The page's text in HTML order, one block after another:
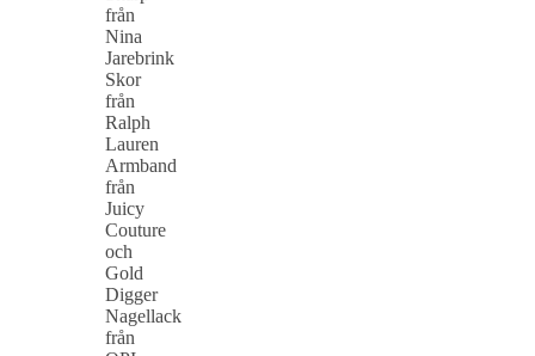
från
Nina
Jarebrink
Skor
från
Ralph
Lauren
Armband
från
Juicy
Couture
och
Gold
Digger
Nagellack
från